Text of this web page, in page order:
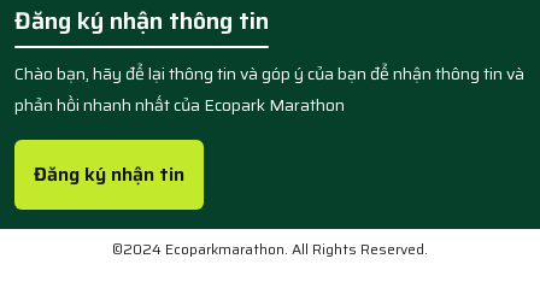
Đăng ký nhận thông tin
Chào bạn, hãy để lại thông tin và góp ý của bạn để nhận thông tin và
phản hồi nhanh nhất của Ecopark Marathon
Đăng ký nhận tin
©2024 Ecoparkmarathon. All Rights Reserved.